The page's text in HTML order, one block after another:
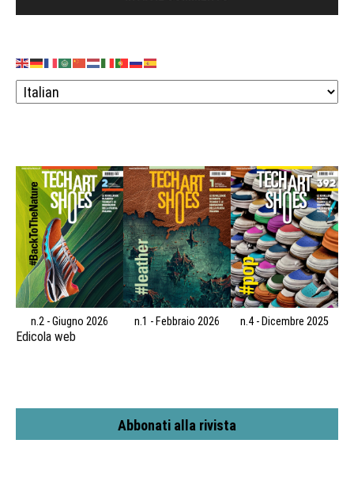
n.2 - Giugno 2026 n.1 - Febbraio 2026 n.4 - Dicembre 2025
Edicola web
Abbonati alla rivista